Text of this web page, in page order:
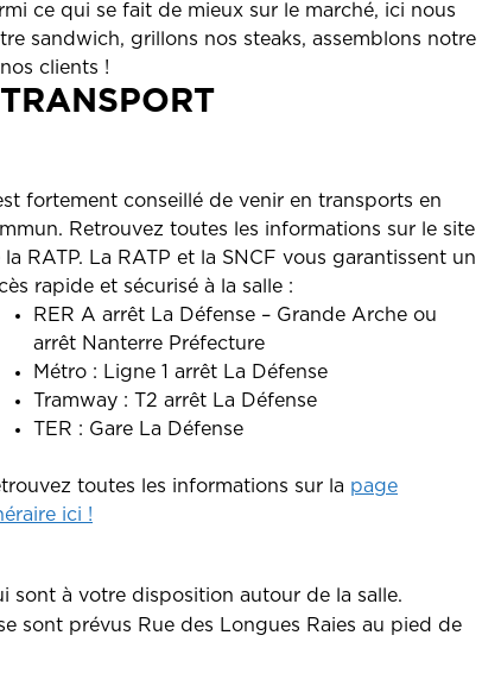
ce qui se fait de mieux sur le marché, ici nous
sandwich, grillons nos steaks, assemblons notre
clients !
fortement conseillé de venir en transports en
Retrouvez toutes les informations sur le site
la RATP. La RATP et la SNCF vous garantissent un
rapide et sécurisé à la salle :
RER A arrêt La Défense – Grande Arche ou
arrêt Nanterre Préfecture
Métro : Ligne 1 arrêt La Défense
Tramway : T2 arrêt La Défense
TER : Gare La Défense
toutes les informations sur la page
ici !
sont à votre disposition autour de la salle.
sont prévus Rue des Longues Raies au pied de